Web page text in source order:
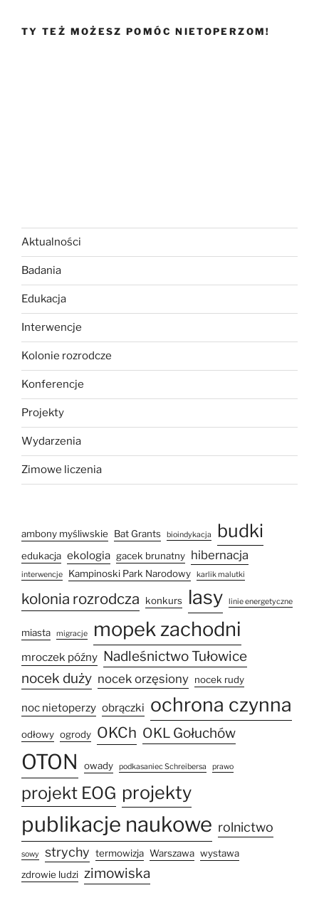
TY TEŻ MOŻESZ POMÓC NIETOPERZOM!
Aktualności
Badania
Edukacja
Interwencje
Kolonie rozrodcze
Konferencje
Projekty
Wydarzenia
Zimowe liczenia
ambony myśliwskie Bat Grants bioindykacja budki
edukacja ekologia gacek brunatny hibernacja
interwencje Kampinoski Park Narodowy karlik malutki
kolonia rozrodcza konkurs lasy linie energetyczne
miasta migracje mopek zachodni
mroczek późny Nadleśnictwo Tułowice
nocek duży nocek orzęsiony nocek rudy
noc nietoperzy obrączki ochrona czynna
odłowy ogrody OKCh OKL Gołuchów
OTON owady podkasaniec Schreibersa prawo
projekt EOG projekty
publikacje naukowe rolnictwo
sowy strychy termowizja Warszawa wystawa
zdrowie ludzi zimowiska